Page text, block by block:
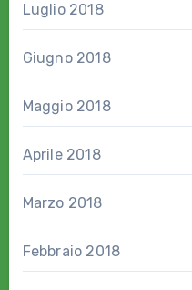
Luglio 2018
Giugno 2018
Maggio 2018
Aprile 2018
Marzo 2018
Febbraio 2018